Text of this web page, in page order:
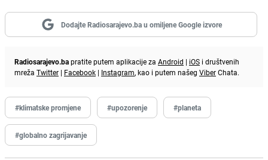
Dodajte Radiosarajevo.ba u omiljene Google izvore
Radiosarajevo.bapratite putem aplikacije za Android | iOS i društvenih
mreža Twitter | Facebook | Instagram, kao i putem našeg ViberChata.
#klimatske promjene #upozorenje #planeta
#globalno zagrijavanje